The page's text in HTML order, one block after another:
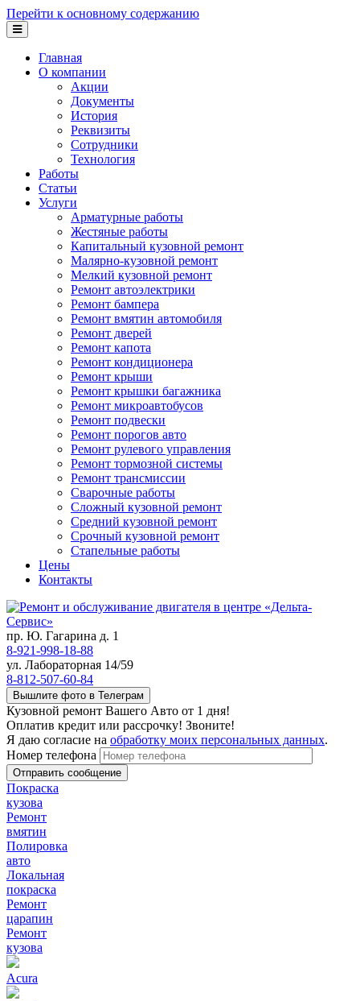
Перейти к основному содержанию
Главная
О компании
Акции
Документы
История
Реквизиты
Сотрудники
Технология
Работы
Статьи
Услуги
Арматурные работы
Жестяные работы
Капитальный кузовной ремонт
Малярно-кузовной ремонт
Мелкий кузовной ремонт
Ремонт автоэлектрики
Ремонт бампера
Ремонт вмятин автомобиля
Ремонт дверей
Ремонт капота
Ремонт кондиционера
Ремонт крыши
Ремонт крышки багажника
Ремонт микроавтобусов
Ремонт подвески
Ремонт порогов авто
Ремонт рулевого управления
Ремонт тормозной системы
Ремонт трансмиссии
Сварочные работы
Сложный кузовной ремонт
Средний кузовной ремонт
Срочный кузовной ремонт
Стапельные работы
Цены
Контакты
пр. Ю. Гагарина д. 1
8-921-998-18-88
ул. Лабораторная 14/59
8-812-507-60-84
Вышлите фото в Телеграм
Кузовной ремонт Вашего Авто от 1 дня!
Оплатив кредит или рассрочку! Звоните!
Я даю согласие на обработку моих персональных данных.
Номер телефона
Покраска
кузова
Ремонт
вмятин
Полировка
авто
Локальная
покраска
Ремонт
царапин
Ремонт
кузова
Acura